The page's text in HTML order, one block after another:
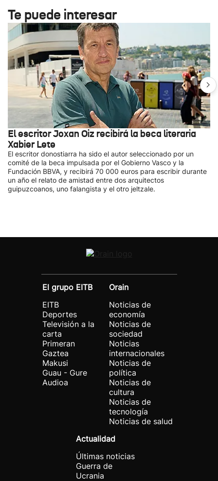
Te puede interesar
El escritor Joxan Oiz recibirá la beca literaria
Xabier Lete
El escritor donostiarra ha sido el autor seleccionado por un
comité de la beca impulsada por el Gobierno Vasco y la
Fundación BBVA, y recibirá 70 000 euros para escribir durante
un año el relato de amistad entre dos arquitectos
guipuzcoanos, uno falangista y el otro jeltzale.
El grupo EITB
EITB
Deportes
Televisión a la
carta
Primeran
Gaztea
Makusi
Guau - Gure
Audioa
Orain
Noticias de
economía
Noticias de
sociedad
Noticias
internacionales
Noticias de
política
Noticias de
cultura
Noticias de
tecnología
Noticias de salud
Actualidad
Últimas noticias
Guerra de
Ucrania